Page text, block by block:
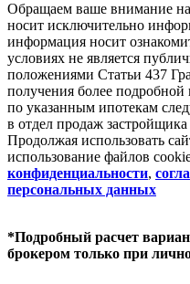
Обращаем ваше внимание
носит исключительно
информация носит
условиях не является
положениями Статьи 437
получения более
по указанным ипотекам
в отдел продаж
Продолжая использовать
использование файлов
конфиденциальности,
персональных данных
*Подробный расчет
брокером только при